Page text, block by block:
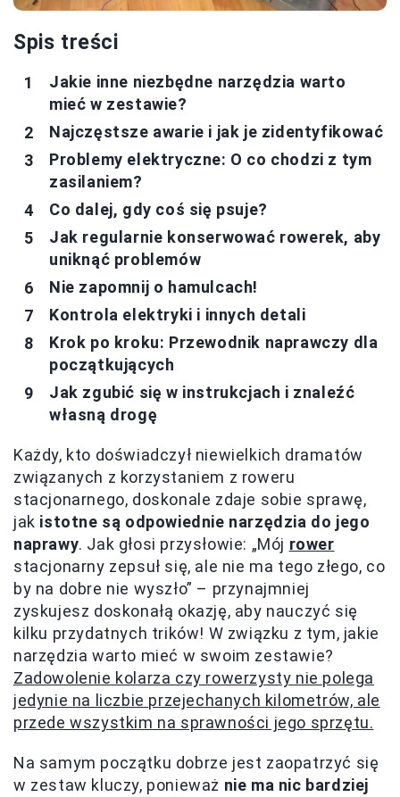
Spis treści
Jakie inne niezbędne narzędzia warto
mieć w zestawie?
Najczęstsze awarie i jak je zidentyfikować
Problemy elektryczne: O co chodzi z tym
zasilaniem?
Co dalej, gdy coś się psuje?
Jak regularnie konserwować rowerek, aby
uniknąć problemów
Nie zapomnij o hamulcach!
Kontrola elektryki i innych detali
Krok po kroku: Przewodnik naprawczy dla
początkujących
Jak zgubić się w instrukcjach i znaleźć
własną drogę
Każdy, kto doświadczył niewielkich dramatów
związanych z korzystaniem z roweru
stacjonarnego, doskonale zdaje sobie sprawę,
jak istotne są odpowiednie narzędzia do jego
naprawy. Jak głosi przysłowie: „Mój rower
stacjonarny zepsuł się, ale nie ma tego złego, co
by na dobre nie wyszło” – przynajmniej
zyskujesz doskonałą okazję, aby nauczyć się
kilku przydatnych trików! W związku z tym, jakie
narzędzia warto mieć w swoim zestawie?
Zadowolenie kolarza czy rowerzysty nie polega
jedynie na liczbie przejechanych kilometrów, ale
przede wszystkim na sprawności jego sprzętu.
Na samym początku dobrze jest zaopatrzyć się
w zestaw kluczy, ponieważ nie ma nic bardziej